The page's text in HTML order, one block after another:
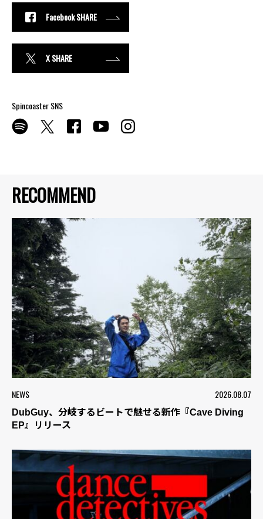
RECOMMEND
NEWS 2026.08.07
DubGuy、分岐するビートで魅せる新作『Cave Diving
EP』リリース
Facebook SHARE
X SHARE
Spincoaster SNS